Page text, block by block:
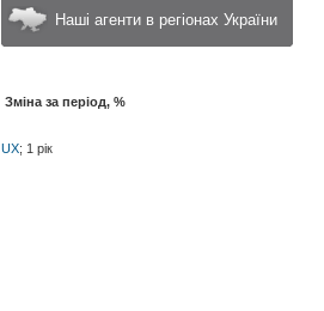
Наші агенти в регіонах України
Зміна за період, %
UX; 1 рік